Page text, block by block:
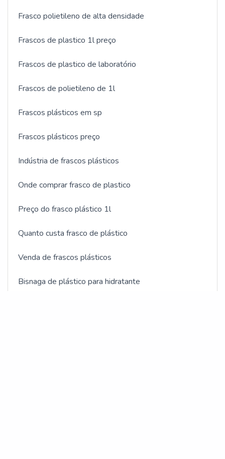
Frasco polietileno de alta densidade
Frascos de plastico 1l preço
Frascos de plastico de laboratório
Frascos de polietileno de 1l
Frascos plásticos em sp
Frascos plásticos preço
Indústria de frascos plásticos
Onde comprar frasco de plastico
Preço do frasco plástico 1l
Quanto custa frasco de plástico
Venda de frascos plásticos
Bisnaga de plástico para hidratante